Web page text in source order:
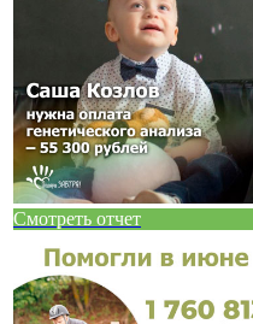
Смотреть отчет